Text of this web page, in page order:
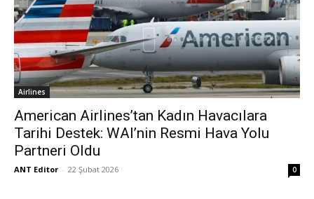
Airlines
American Airlines’tan Kadın Havacılara
Tarihi Destek: WAI’nin Resmi Hava Yolu
Partneri Oldu
ANT Editor - 22 Şubat 2026 0